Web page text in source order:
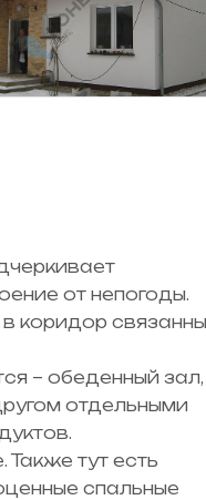
от непогоды.
коридор
– обеденный зал,
отдельными
тут есть
спальные